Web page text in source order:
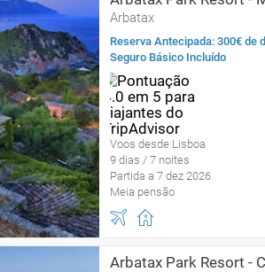
Arbatax
Reserva Antecipada: 300€ de
Seguro Básico Incluído
Voos desde Lisboa
9 dias / 7 noites
Partida a 7 dez 2026
Meia pensão
Arbatax Park Resort -